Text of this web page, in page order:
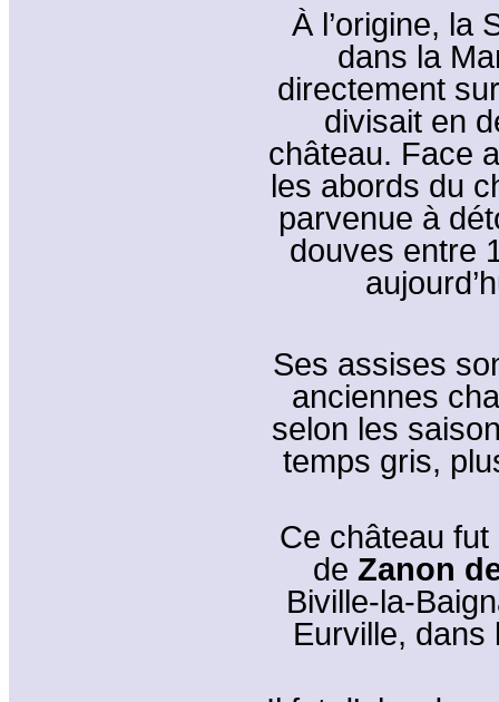
À l’origine, la
dans la
directement
divisait en
château. Face
les abords du
parvenue à
douves entre
Ses assises
anciennes
selon les
temps gris,
Ce château fut
de Zanon
Biville-la-
Eurville, dans